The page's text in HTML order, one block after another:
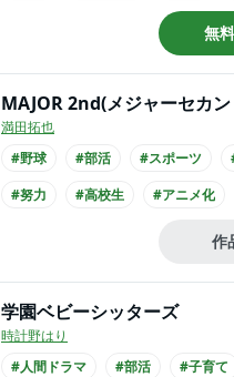
無
MAJOR 2nd(メジャーセカ
満田拓也
#野球
#部活 #スポーツ
#努力
#高校生 #アニメ化
作
学園ベビーシッターズ
時計野はり
#人間ドラマ
#部活 #子育て